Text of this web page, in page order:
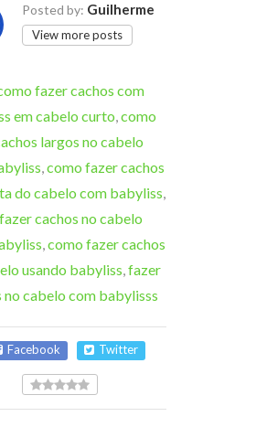
Posted by: Guilherme
View more posts
fazer cachos com
em cabelo curto,como
largos no cabelo
,como fazer cachos
do cabelo com babyliss,
cachos no cabelo
,como fazer cachos
usando babyliss,fazer
no cabelo com babylisss
Facebook Twitter